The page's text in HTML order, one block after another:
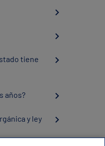
tiene
años?
y ley